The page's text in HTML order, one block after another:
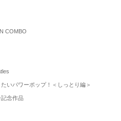
COMBO
いパワーポップ！＜しっとり編＞
念作品